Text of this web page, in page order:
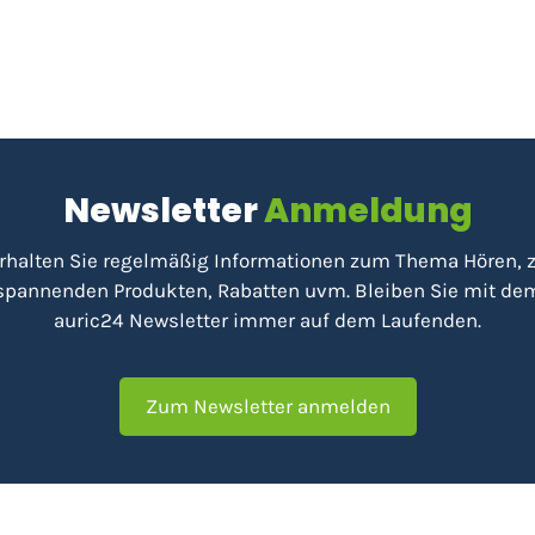
NewsletterAnmeldung
Sie regelmäßig Informationen zum Thema Hören,
Produkten, Rabatten uvm. Bleiben Sie mit
auric24 Newsletter immer auf dem Laufenden.
Zum Newsletter anmelden